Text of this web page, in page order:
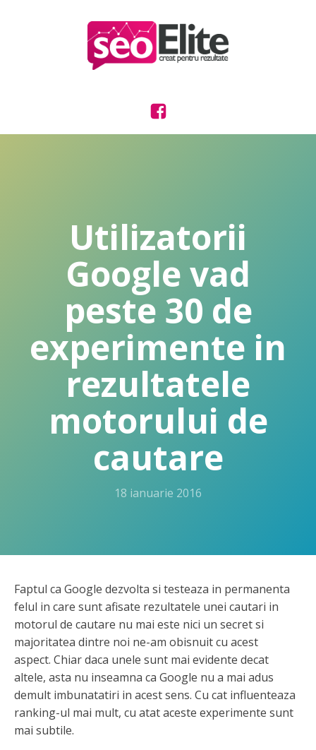
Utilizatorii
Google vad
peste 30 de
experimente in
rezultatele
motorului de
cautare
18 ianuarie 2016
Faptul ca Google dezvolta si testeaza in permanenta
felul in care sunt afisate rezultatele unei cautari in
motorul de cautare nu mai este nici un secret si
majoritatea dintre noi ne-am obisnuit cu acest
aspect. Chiar daca unele sunt mai evidente decat
altele, asta nu inseamna ca Google nu a mai adus
demult imbunatatiri in acest sens. Cu cat influenteaza
ranking-ul mai mult, cu atat aceste experimente sunt
mai subtile.